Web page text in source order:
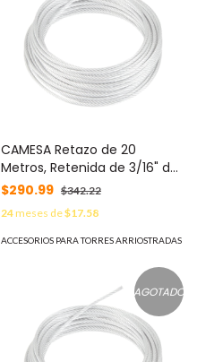
CAMESA Retazo de 20
Metros, Retenida de 3/16" de
Alta Resistencia, Galvanizado
clase A. MOD: S-RET-
474CAM*20MTS
$290.99 $342.22
24meses de$17.58
ACCESORIOS PARA TORRES ARRIOSTRADAS
AGOTADO